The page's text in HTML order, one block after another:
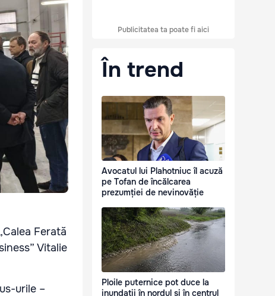
Ferată
Vitalie
urile –
Publicitatea ta poate fi aici
În trend
Avocatul lui Plahotniuc îl acuză
pe Tofan de încălcarea
prezumției de nevinovăție
Ploile puternice pot duce la
inundații în nordul și în centrul